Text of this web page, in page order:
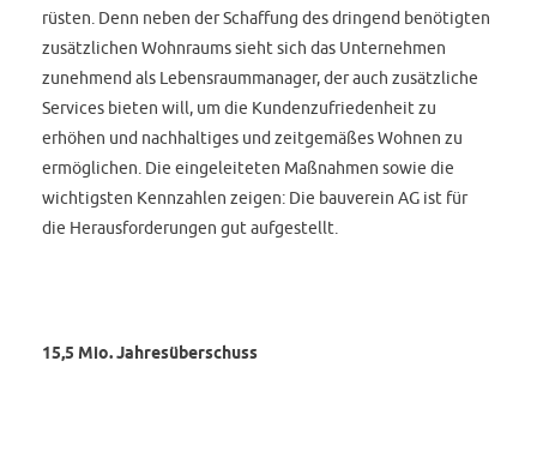
rüsten. Denn neben der Schaffung des dringend benötigten
zusätzlichen Wohnraums sieht sich das Unternehmen
zunehmend als Lebensraummanager, der auch zusätzliche
Services bieten will, um die Kundenzufriedenheit zu
erhöhen und nachhaltiges und zeitgemäßes Wohnen zu
ermöglichen. Die eingeleiteten Maßnahmen sowie die
wichtigsten Kennzahlen zeigen: Die bauverein AG ist für
die Herausforderungen gut aufgestellt.
15,5 Mio. Jahresüberschuss